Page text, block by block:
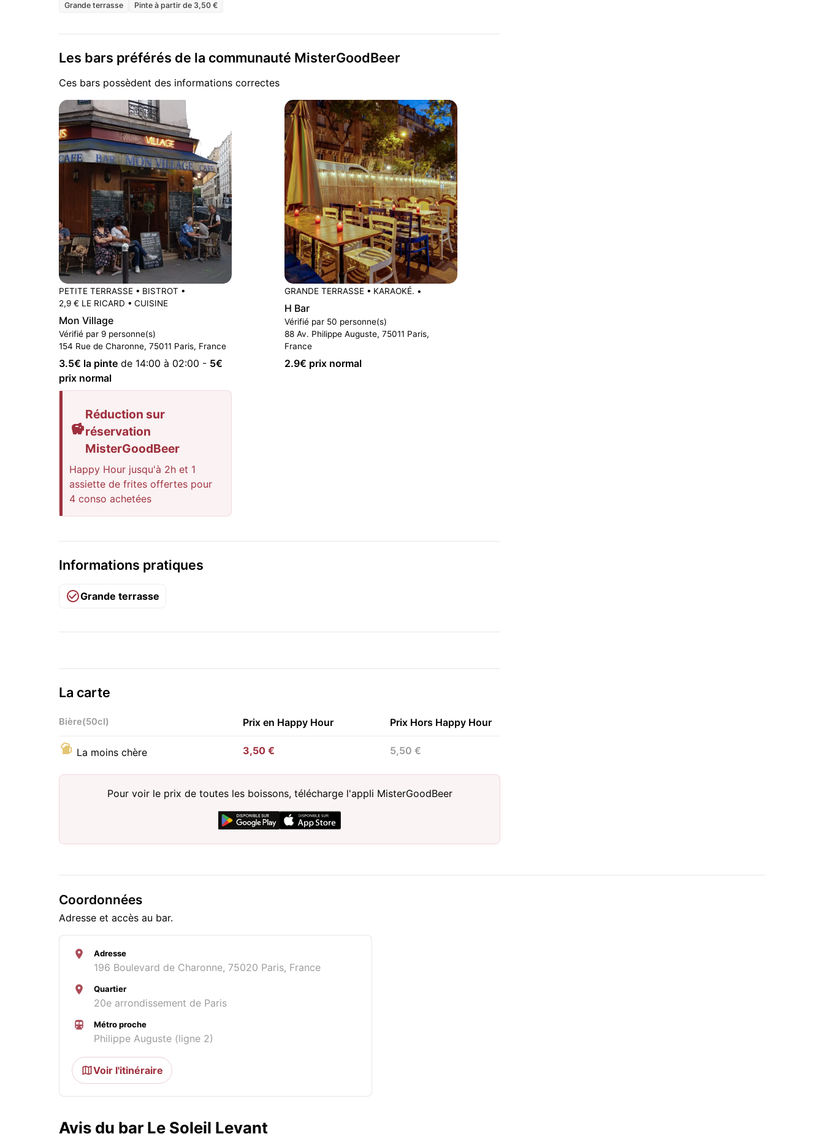
Grande terrasse Pinte à partir de 3,50 €
Les bars préférés de la communauté MisterGoodBeer
Ces bars possèdent des informations correctes
PETITE TERRASSE • BISTROT •
2,9 € LE RICARD • CUISINE
Mon Village
Vérifié par 9 personne(s)
154 Rue de Charonne, 75011 Paris, France
3.5€ la pinte de 14:00 à 02:00 - 5€
prix normal
Réduction sur
réservation
MisterGoodBeer
Happy Hour jusqu'à 2h et 1
assiette de frites offertes pour
4 conso achetées
GRANDE TERRASSE • KARAOKÉ. •
H Bar
Vérifié par 50 personne(s)
88 Av. Philippe Auguste, 75011 Paris,
France
2.9€ prix normal
Informations pratiques
Grande terrasse
La carte
Bière(50cl) Prix en Happy Hour Prix Hors Happy Hour
La moins chère 3,50 € 5,50 €
Pour voir le prix de toutes les boissons, télécharge l'appli MisterGoodBeer
Coordonnées
Adresse et accès au bar.
Adresse
196 Boulevard de Charonne, 75020 Paris, France
Quartier
20e arrondissement de Paris
Métro proche
Philippe Auguste (ligne 2)
Voir l'itinéraire
Avis du bar Le Soleil Levant